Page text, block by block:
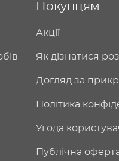
Покупцям
Акції
Як дізнатися
Догляд за
Політика
Угода
Публічна